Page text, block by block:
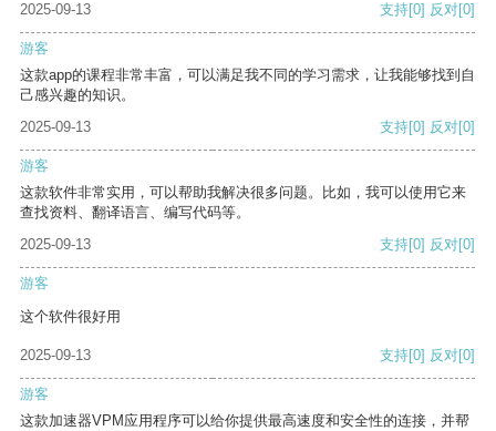
2025-09-13
支持[0] 反对[0]
游客
这款app的课程非常丰富，可以满足我不同的学习需求，让我能够找到自
己感兴趣的知识。
2025-09-13
支持[0] 反对[0]
游客
这款软件非常实用，可以帮助我解决很多问题。比如，我可以使用它来
查找资料、翻译语言、编写代码等。
2025-09-13
支持[0] 反对[0]
游客
这个软件很好用
2025-09-13 支持[0] 反对[0]
游客
这款加速器VPM应用程序可以给你提供最高速度和安全性的连接，并帮